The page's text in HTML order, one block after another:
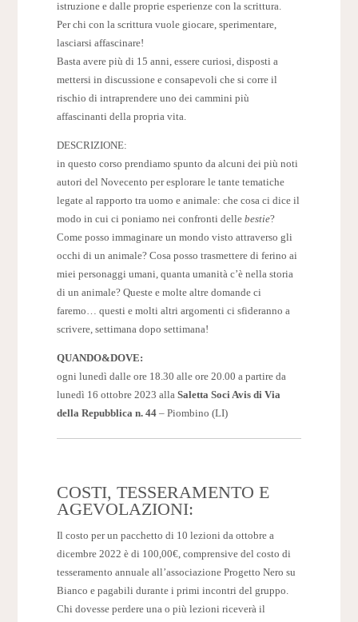
istruzione e dalle proprie esperienze con la scrittura.
Per chi con la scrittura vuole giocare, sperimentare,
lasciarsi affascinare!
Basta avere più di 15 anni, essere curiosi, disposti a
mettersi in discussione e consapevoli che si corre il
rischio di intraprendere uno dei cammini più
affascinanti della propria vita.
DESCRIZIONE:
in questo corso prendiamo spunto da alcuni dei più noti
autori del Novecento per esplorare le tante tematiche
legate al rapporto tra uomo e animale: che cosa ci dice il
modo in cui ci poniamo nei confronti dellebestie?
Come posso immaginare un mondo visto attraverso gli
occhi di un animale? Cosa posso trasmettere di ferino ai
miei personaggi umani, quanta umanità c’è nella storia
di un animale? Queste e molte altre domande ci
faremo… questi e molti altri argomenti ci sfideranno a
scrivere, settimana dopo settimana!
QUANDO&DOVE:
ogni lunedì dalle ore 18.30 alle ore 20.00 a partire da
lunedì 16 ottobre 2023 alla Saletta Soci Avis di Via
della Repubblica n. 44– Piombino (LI)
COSTI, TESSERAMENTO E
AGEVOLAZIONI:
Il costo per un pacchetto di 10 lezioni da ottobre a
dicembre 2022 è di 100,00€, comprensive del costo di
tesseramento annuale all’associazione Progetto Nero su
Bianco e pagabili durante i primi incontri del gruppo.
Chi dovesse perdere una o più lezioni riceverà il